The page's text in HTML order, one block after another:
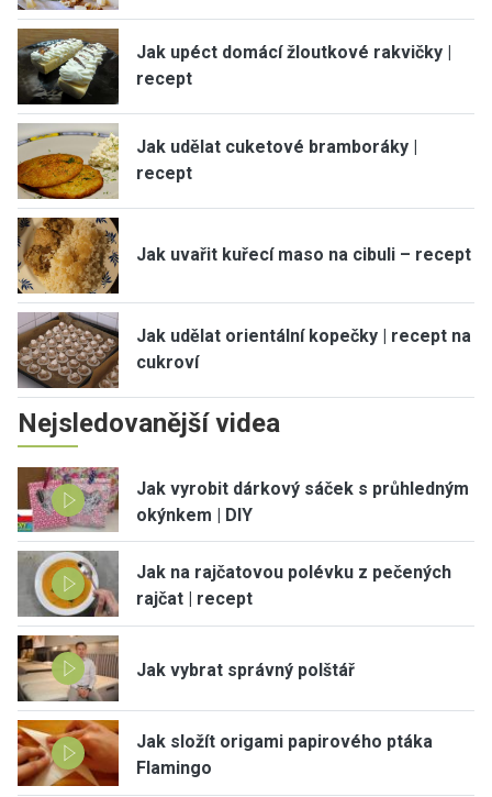
Jak upéct domácí žloutkové rakvičky |
recept
Jak udělat cuketové bramboráky |
recept
Jak uvařit kuřecí maso na cibuli – recept
Jak udělat orientální kopečky | recept na
cukroví
Nejsledovanější videa
Jak vyrobit dárkový sáček s průhledným
okýnkem | DIY
Jak na rajčatovou polévku z pečených
rajčat | recept
Jak vybrat správný polštář
Jak složít origami papirového ptáka
Flamingo